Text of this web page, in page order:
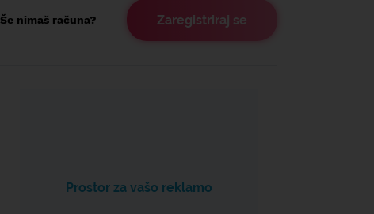
Še nimaš računa? Zaregistriraj se
Prostor za vašo reklamo